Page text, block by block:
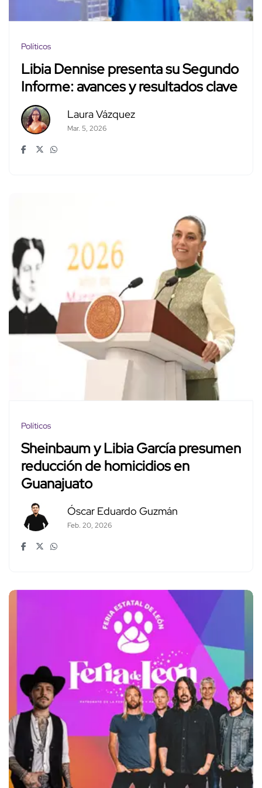
Políticos
Libia Dennise presenta su Segundo
Informe: avances y resultados clave
Laura Vázquez
Mar. 5, 2026
Políticos
Sheinbaum y Libia García presumen
reducción de homicidios en
Guanajuato
Óscar Eduardo Guzmán
Feb. 20, 2026